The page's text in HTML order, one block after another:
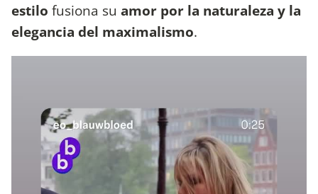
estilo fusiona su amor por la naturaleza y la
elegancia del maximalismo.